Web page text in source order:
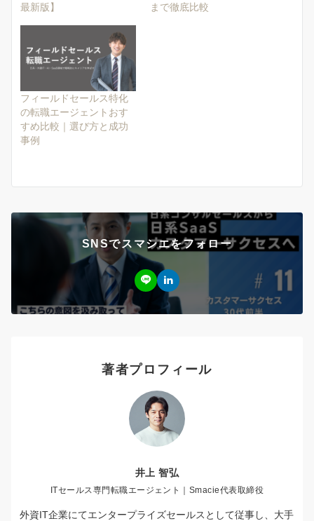
最新版】
まで徹底比較
フィールドセールス特化
の転職エージェントおす
すめ比較｜選び方と成功
事例
SNSでスマシエをフォロー
著者プロフィール
井上 智弘
ITセールス専門転職エージェント｜Smacie代表取締役
外資IT企業にてエンタープライズセールスとして従事し、大手